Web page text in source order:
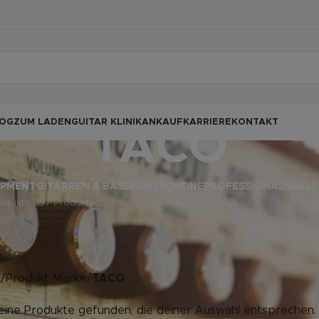
ZUM LADEN GUITAR KLINIKANKAUF KARRIERE KONTAKT
TACO
GITARREN & BÄSSE
197 Produkte
GUTSCHEINE PROFESSIONALS
132 Produkte
/Produkt Marke/TACO
Produkte gefunden, die deiner Auswahl entsprechen.